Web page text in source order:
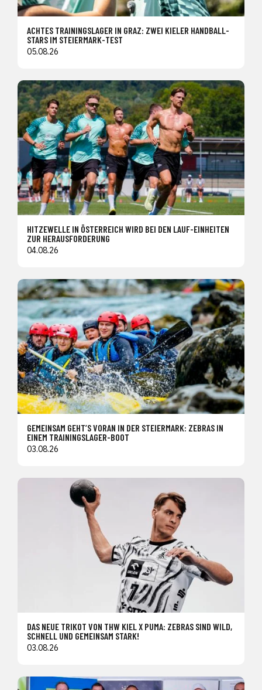
ACHTES TRAININGSLAGER IN GRAZ: ZWEI KIELER HANDBALL-
STARS IM STEIERMARK-TEST
05.08.26
HITZEWELLE IN ÖSTERREICH WIRD BEI DEN LAUF-EINHEITEN
ZUR HERAUSFORDERUNG
04.08.26
GEMEINSAM GEHT’S VORAN IN DER STEIERMARK: ZEBRAS IN
EINEM TRAININGSLAGER-BOOT
03.08.26
DAS NEUE TRIKOT VON THW KIEL X PUMA: ZEBRAS SIND WILD,
SCHNELL UND GEMEINSAM STARK!
03.08.26